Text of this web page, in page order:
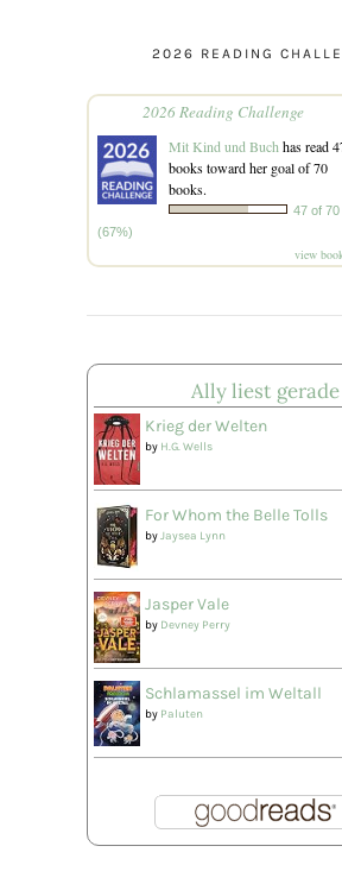
2026 READING
2026 Reading Challenge
Mit Kind und Buch has read
books toward her goal of 70
books.
47 of 70
(67%)
view
Ally liest gerade
Krieg der Welten
by H.G. Wells
For Whom the Belle Tolls
byJaysea Lynn
Jasper Vale
by Devney Perry
Schlamassel im Weltall
by Paluten